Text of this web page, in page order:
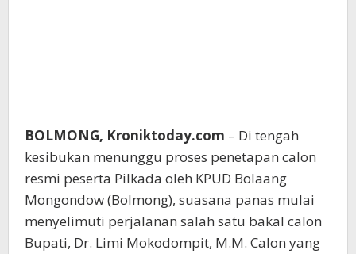
BOLMONG, Kroniktoday.com – Di tengah
kesibukan menunggu proses penetapan calon
resmi peserta Pilkada oleh KPUD Bolaang
Mongondow (Bolmong), suasana panas mulai
menyelimuti perjalanan salah satu bakal calon
Bupati, Dr. Limi Mokodompit, M.M. Calon yang